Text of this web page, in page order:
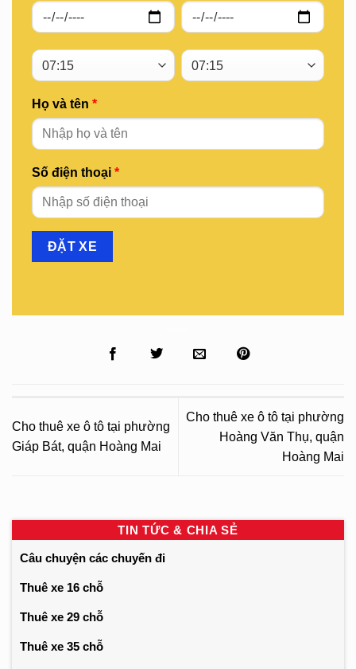
Họ và tên *
Số điện thoại *
Cho thuê xe ô tô tại phường
Giáp Bát, quận Hoàng Mai
Cho thuê xe ô tô tại phường
Hoàng Văn Thụ, quận
Hoàng Mai
TIN TỨC & CHIA SẺ
Câu chuyện các chuyến đi
Thuê xe 16 chỗ
Thuê xe 29 chỗ
Thuê xe 35 chỗ